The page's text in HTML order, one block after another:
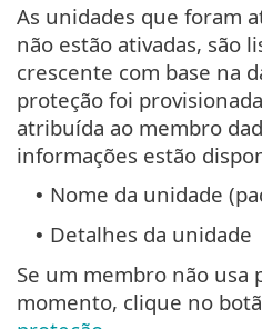
As unidades que foram
não estão ativadas, são
crescente com base na
proteção foi
atribuída ao membro
informações estão
• Nome da unidade
• Detalhes da unidade
Se um membro não
momento, clique no